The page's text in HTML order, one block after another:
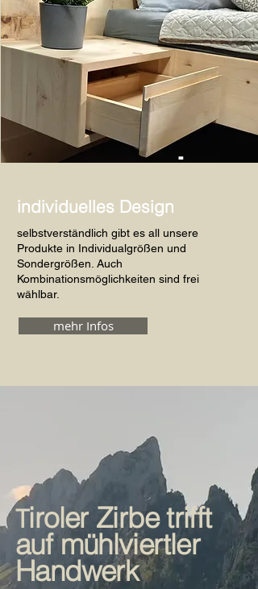
individuelles Design
-
selbstverständlich gibt es all unsere
Produkte in Individualgrößen und
Sondergrößen. Auch
Kombinationsmöglichkeiten sind frei
wählbar.
mehr Infos
Tiroler Zirbe trifft
auf mühlviertler
Handwerk